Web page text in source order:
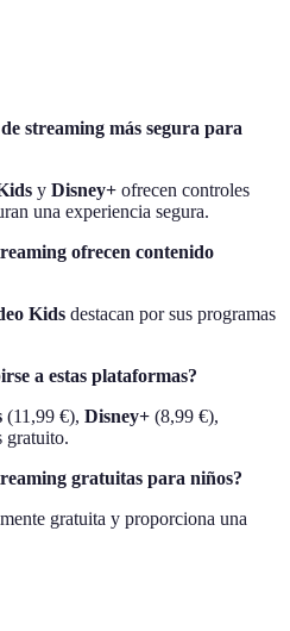
streaming más segura para
y Disney+ ofrecen controles
una experiencia segura.
ofrecen contenido
Kids destacan por sus programas
a estas plataformas?
(11,99 €), Disney+ (8,99 €),
gratuito.
gratuitas para niños?
gratuita y proporciona una